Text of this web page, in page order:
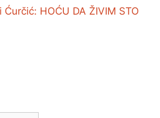
HOĆU DA ŽIVIM STO